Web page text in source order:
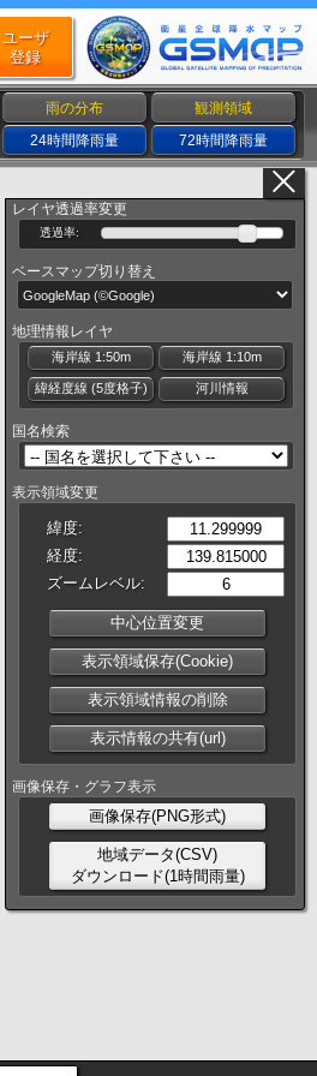
ユーザ
登録
雨の分布
観測領域
24時間降雨量 72時間降雨量
レイヤ透過率変更
透過率:
ベースマップ切り替え
地理情報レイヤ
海岸線 1:50m 海岸線 1:10m
緯経度線 (5度格子) 河川情報
国名検索
表示領域変更
緯度:
経度:
ズームレベル:
中心位置変更
表示領域保存(Cookie)
表示領域情報の削除
表示情報の共有(url)
画像保存・グラフ表示
画像保存(PNG形式)
地域データ(CSV)
ダウンロード(1時間雨量)